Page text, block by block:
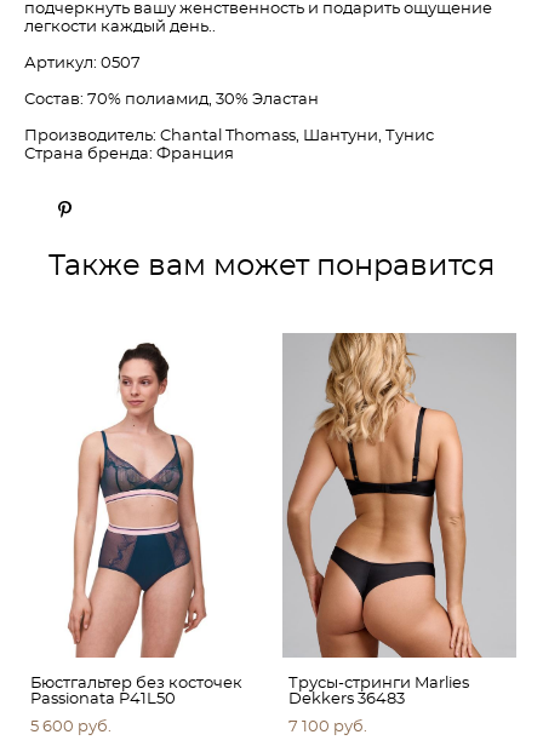
подчеркнуть вашу женственность и подарить ощущение
легкости каждый день..
Артикул: 0507
Состав: 70% полиамид, 30% Эластан
Производитель: Chantal Thomass, Шантуни, Тунис
Страна бренда: Франция
Также вам может понравится
Бюстгальтер без косточек
Passionata P41L50
5 600 pуб.
Трусы-стринги Marlies
Dekkers 36483
7 100 pуб.